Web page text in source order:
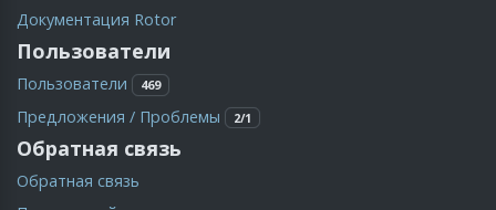
Документация Rotor
Пользователи
Пользователи 469
Предложения / Проблемы 2/1
Обратная связь
Обратная связь